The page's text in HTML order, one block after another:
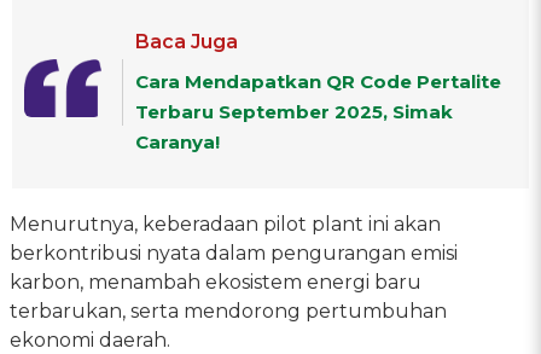
Baca Juga
Cara Mendapatkan QR Code Pertalite
Terbaru September 2025, Simak
Caranya!
Menurutnya, keberadaan pilot plant ini akan
berkontribusi nyata dalam pengurangan emisi
karbon, menambah ekosistem energi baru
terbarukan, serta mendorong pertumbuhan
ekonomi daerah.